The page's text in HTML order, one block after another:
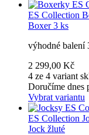
ES Collection
Boxer 3 ks
výhodné balení
2 299,00 Kč
4 ze 4 variant
Doručíme dnes
Vybrat variantu
ES Collection
Jock žluté